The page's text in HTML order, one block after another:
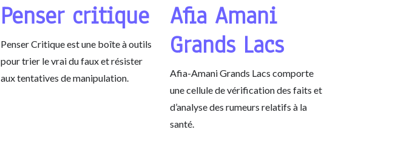
Penser critique
Penser Critique est une boîte à outils
pour trier le vrai du faux et résister
aux tentatives de manipulation.
Afia Amani
Grands Lacs
Afia-Amani Grands Lacs comporte
une cellule de vérification des faits et
d’analyse des rumeurs relatifs à la
santé.